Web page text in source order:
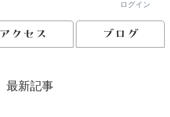
ログイン
アクセス ブログ
最新記事